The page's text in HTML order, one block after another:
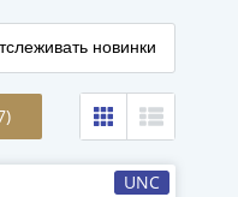
новинки
UNC